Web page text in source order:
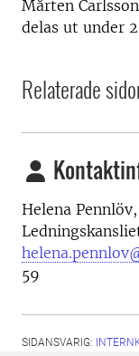
Mårten
delas ut under
Relaterade
Helena Pennlöv,
59
SIDANSVARIG: